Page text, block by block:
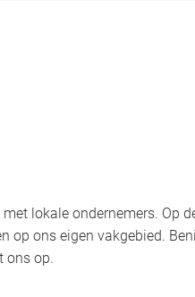
lokale ondernemers. Op
op ons eigen vakgebied.
ons op.